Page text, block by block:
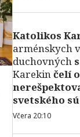
Katolikos
arménskych
duchovných
Karekinčelí
svetského
Včera 20:10